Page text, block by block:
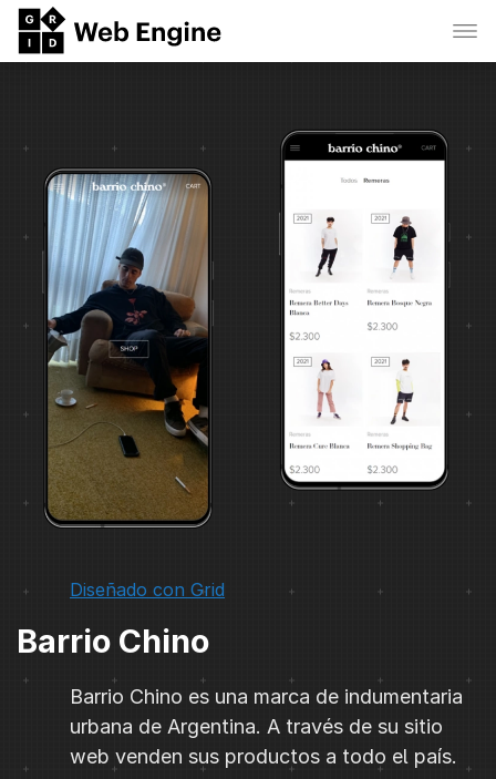
Diseñado con Grid
Barrio Chino
Barrio Chino es una marca de indumentaria
urbana de Argentina. A través de su sitio
web venden sus productos a todo el país.